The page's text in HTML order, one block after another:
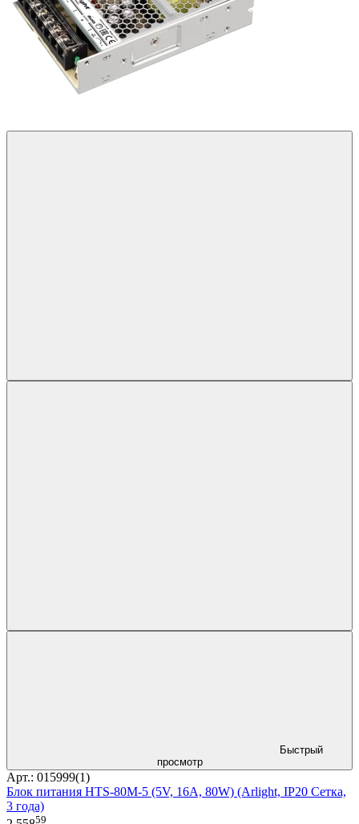
Быстрый
просмотр
Арт.: 015999(1)
Блок питания HTS-80M-5 (5V, 16A, 80W) (Arlight, IP20 Сетка,
3 года)
59